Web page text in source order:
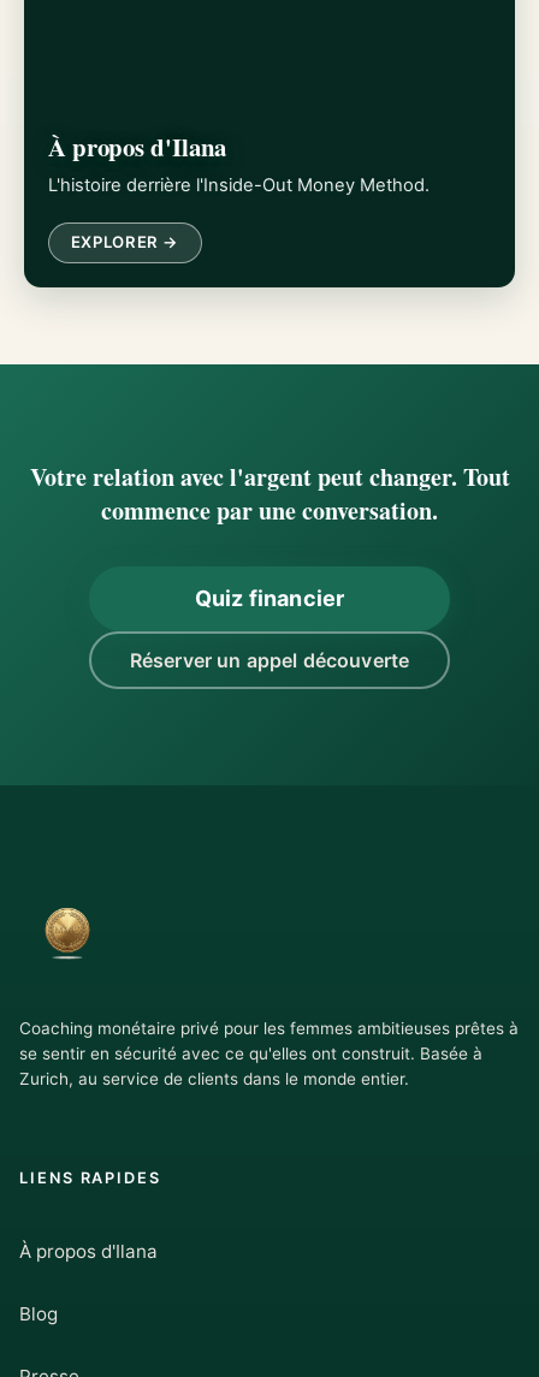
À propos d'Ilana
L'histoire derrière l'Inside-Out Money Method.
EXPLORER →
Votre relation avec l'argent peut changer. Tout
commence par une conversation.
Quiz financier
Réserver un appel découverte
Coaching monétaire privé pour les femmes ambitieuses prêtes à
se sentir en sécurité avec ce qu'elles ont construit. Basée à
Zurich, au service de clients dans le monde entier.
LIENS RAPIDES
À propos d'Ilana
Blog